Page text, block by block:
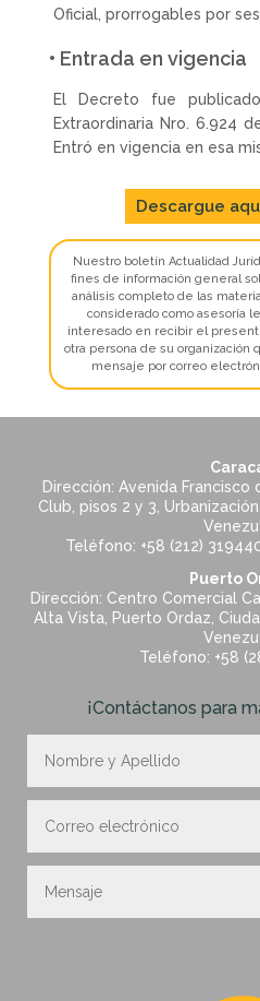
Oficial, prorrogables por
• Entrada en vigencia
El Decreto fue
Extraordinaria Nro. 6.924
Entró en vigencia en esa
Descargue
Nuestro boletín Actualidad
fines de información general
análisis completo de las
considerado como asesoría
interesado en recibir el
otra persona de su organización
mensaje por correo
Dirección: Avenida Francisco
Club, pisos 2 y 3,
Teléfono: +58 (212)
Puerto
Dirección: Centro Comercial
Alta Vista, Puerto Ordaz,
Teléfono: +58
¡Contáctanos para